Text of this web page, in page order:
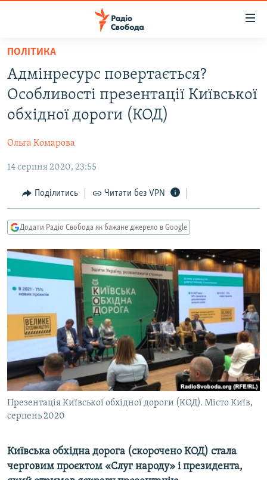
Перейти
основного
матеріалу
Перейти
до
основної
Перейти
пошуку
ВСЕ ЗА ДОБУ
СТАТТІ
ЕКОНОМІКА
СУСПІЛЬСТВО
КУЛЬТУРА
УКРАЇНА
СВІТ
РОСІЙСЬКА «ФІЛЬТРАЦІЯ»
ДОНБАС.РЕАЛІЇ
КРИМ.РЕАЛІЇ
СХЕМИ
КИТАЙ.ВИКЛИКИ
МУЛЬТИМЕДІА
ФОТО
СПЕЦПРОЄКТИ
ПОДКАСТИ
КРИМ РЕАЛІЇ
РУС
УКР
ДОЛУЧАЙСЯ!
ПОЛІТИКА
Адмінресурс повертається?
Особливості презентації Київської
обхідної дороги (КОД)
Ольга Комарова
14 серпня 2020, 23:55
Поділитись Читати без VPN
Додати Радіо Свобода як бажане джерело в Google
Презентація Київської обхідної дороги (КОД). Місто Київ,
серпень 2020
Київська обхідна дорога (скорочено КОД) стала
черговим проєктом «Слуг народу» і президента,